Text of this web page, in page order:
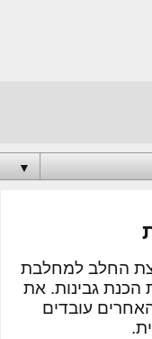
▼
החלב למחלבת
גבינות. את
עובדים